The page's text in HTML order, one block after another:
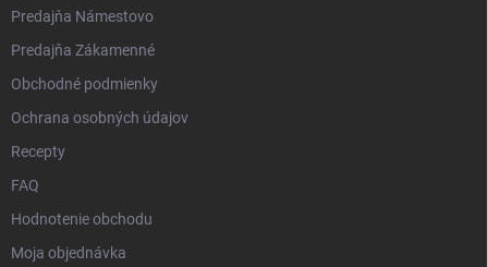
Predajňa Námestovo
Predajňa Zákamenné
Obchodné podmienky
Ochrana osobných údajov
Recepty
FAQ
Hodnotenie obchodu
Moja objednávka